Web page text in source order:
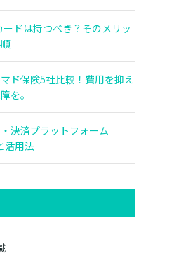
ードは持つべき？そのメリッ
ド保険5社比較！費用を抑え
を。
決済プラットフォーム
活用法